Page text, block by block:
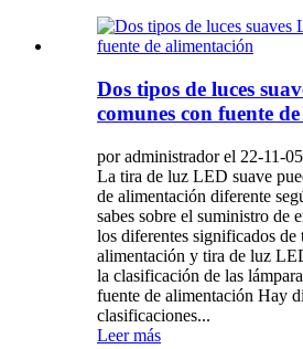
Dos tipos de luces
comunes con fuente
por administrador el 22-11-05
La tira de luz LED suave
de alimentación diferente
sabes sobre el suministro de
los diferentes significados de
alimentación y tira de luz
la clasificación de las
fuente de alimentación Hay
clasificaciones...
Leer más